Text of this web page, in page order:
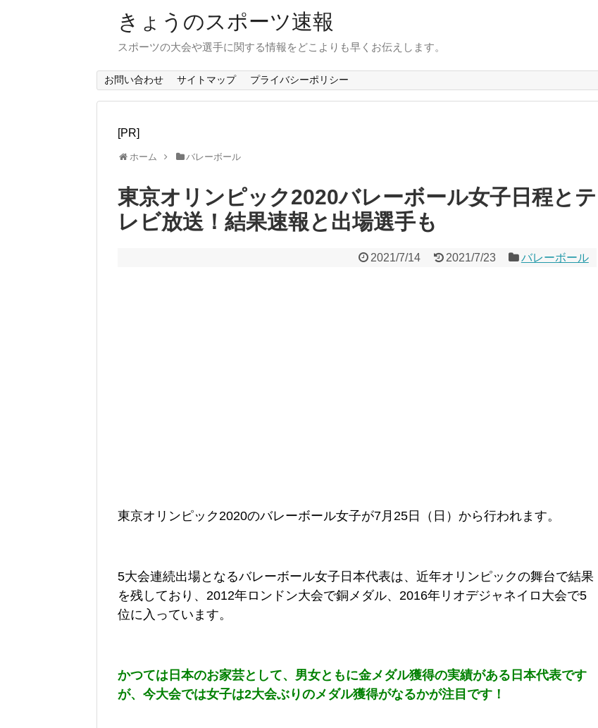
きょうのスポーツ速報
スポーツの大会や選手に関する情報をどこよりも早くお伝えします。
お問い合わせ サイトマップ プライバシーポリシー
[PR]
ホーム バレーボール
東京オリンピック2020バレーボール女子日程とテ
レビ放送！結果速報と出場選手も
2021/7/14 2021/7/23 バレーボール
東京オリンピック2020のバレーボール女子が7月25日（日）から行われます。
5大会連続出場となるバレーボール女子日本代表は、近年オリンピックの舞台で結果
を残しており、2012年ロンドン大会で銅メダル、2016年リオデジャネイロ大会で5
位に入っています。
かつては日本のお家芸として、男女ともに金メダル獲得の実績がある日本代表です
が、今大会では女子は2大会ぶりのメダル獲得がなるかが注目です！